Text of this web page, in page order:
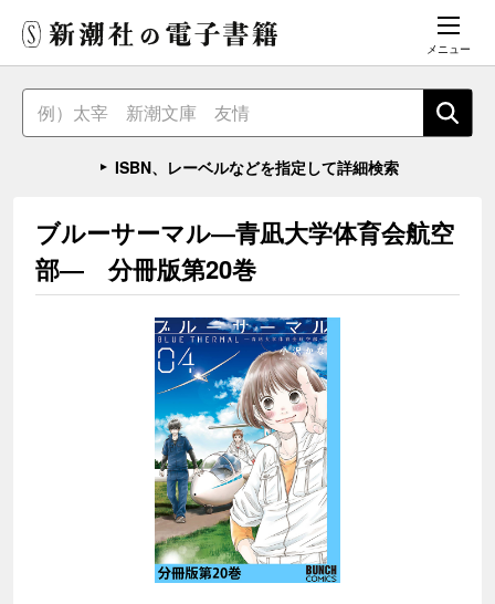
メニュー
ISBN、レーベルなどを指定して詳細検索
ブルーサーマル―青凪大学体育会航空
部― 分冊版第20巻